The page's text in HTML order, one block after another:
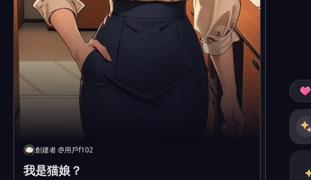
創建者@用戶f102
我是猫娘？